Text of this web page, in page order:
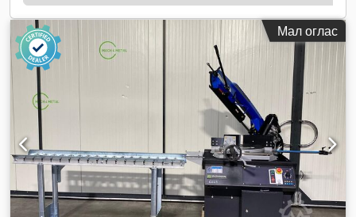
Мал оглас